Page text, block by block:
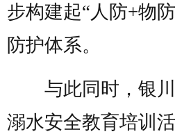
步构建起“人防+物
防护体系。
与此同时，银川
溺水安全教育培训